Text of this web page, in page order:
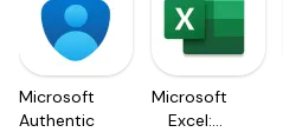
Microsoft
Authenticator
Microsoft
Excel: